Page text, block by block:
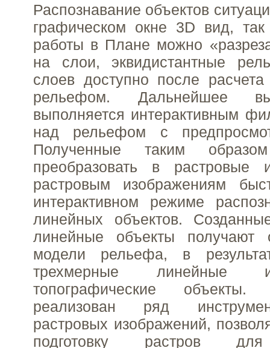
Распознавание объектов
графическом окне 3D вид,
работы в Плане можно
на слои, эквидистантные
слоев доступно после
рельефом. Дальнейшее
выполняется интерактивным
над рельефом с
Полученные таким
преобразовать в растровые
растровым изображениям
интерактивном режиме
линейных объектов.
линейные объекты получают
модели рельефа, в
трехмерные линейные
топографические
реализован ряд
растровых изображений,
подготовку растров для